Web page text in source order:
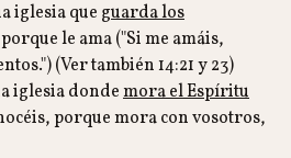
que guarda los
le ama ("Si me amáis,
(Ver también 14:21 y 23)
dondemora el Espíritu
porque mora con vosotros,